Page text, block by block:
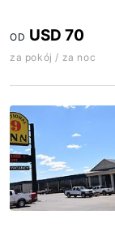
OD USD 70
za pokój / za noc